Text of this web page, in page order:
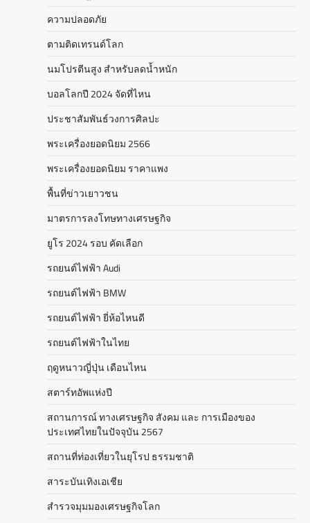
ความปลอดภัย
ตามติดเทรนด์โลก
นมโปรตีนสูง สำหรับลดน้ำหนัก
บอลโลกปี 2024 จัดที่ไหน
ประชาสัมพันธ์วงการศิลปะ
พระเครื่องยอดนิยม 2566
พระเครื่องยอดนิยม ราคาแพง
พื้นที่ข่าวเยาวชน
มาตรการลงโทษทางเศรษฐกิจ
ยูโร 2024 รอบ คัดเลือก
รถยนต์ไฟฟ้า Audi
รถยนต์ไฟฟ้า BMW
รถยนต์ไฟฟ้า ยี่ห้อไหนดี
รถยนต์ไฟฟ้าในไทย
ฤดูหนาวญี่ปุ่น เดือนไหน
สตาร์ทอัพแห่งปี
สถานการณ์ ทางเศรษฐกิจ สังคม และ การเมืองของ
ประเทศไทยในปัจจุบัน 2567
สถานที่ท่องเที่ยวในยุโรป ธรรมชาติ
สาระบันเทิงเอเชีย
สำรวจมุมมองเศรษฐกิจโลก